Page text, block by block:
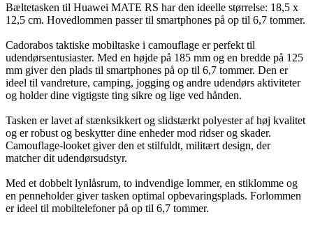
Bæltetasken til Huawei MATE RS har den ideelle størrelse: 18,5 x
12,5 cm. Hovedlommen passer til smartphones på op til 6,7 tommer.
Cadorabos taktiske mobiltaske i camouflage er perfekt til
udendørsentusiaster. Med en højde på 185 mm og en bredde på 125
mm giver den plads til smartphones på op til 6,7 tommer. Den er
ideel til vandreture, camping, jogging og andre udendørs aktiviteter
og holder dine vigtigste ting sikre og lige ved hånden.
Tasken er lavet af stænksikkert og slidstærkt polyester af høj kvalitet
og er robust og beskytter dine enheder mod ridser og skader.
Camouflage-looket giver den et stilfuldt, militært design, der
matcher dit udendørsudstyr.
Med et dobbelt lynlåsrum, to indvendige lommer, en stiklomme og
en penneholder giver tasken optimal opbevaringsplads. Forlommen
er ideel til mobiltelefoner på op til 6,7 tommer.